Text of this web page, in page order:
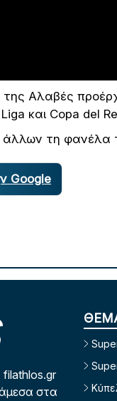
της Αλαβές
και Copa del
άλλων τη
Google
filathlos.gr
στα